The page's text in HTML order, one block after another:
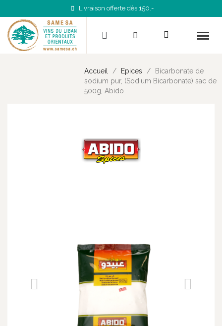
Livraison offerte dès 150.-
Accueil Epices
Bicarbonate de
sodium pur, (Sodium Bicarbonate) sac de
500g, Abido